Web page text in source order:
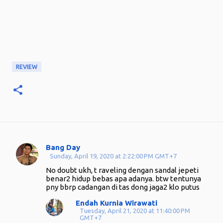
REVIEW
C
o
Bang Day
Sunday, April 19, 2020 at 2:22:00 PM GMT+7
No doubt ukh, t raveling dengan sandal jepeti
benar2 hidup bebas apa adanya. btw tentunya
pny bbrp cadangan di tas dong jaga2 klo putus
Endah Kurnia Wirawati
Tuesday, April 21, 2020 at 11:40:00 PM
GMT+7